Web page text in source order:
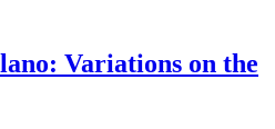
Variations on the